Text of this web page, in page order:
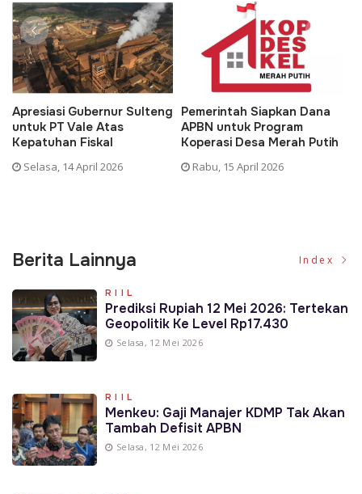
Apresiasi Gubernur Sulteng
untuk PT Vale Atas
Kepatuhan Fiskal
Selasa, 14 April 2026
Pemerintah Siapkan Dana
APBN untuk Program
Koperasi Desa Merah Putih
Rabu, 15 April 2026
Berita Lainnya Index
RIIL
Prediksi Rupiah 12 Mei 2026: Tertekan
Geopolitik Ke Level Rp17.430
Selasa, 12 Mei 2026
RIIL
Menkeu: Gaji Manajer KDMP Tak Akan
Tambah Defisit APBN
Selasa, 12 Mei 2026